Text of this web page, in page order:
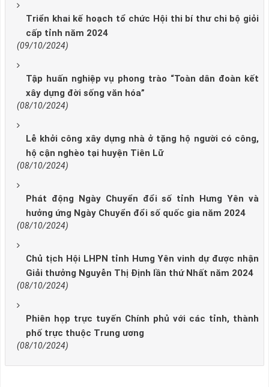
Triển khai kế hoạch tổ chức Hội thi bí thư chi bộ giỏi
cấp tỉnh năm 2024
(09/10/2024)
Tập huấn nghiệp vụ phong trào “Toàn dân đoàn kết
xây dựng đời sống văn hóa”
(08/10/2024)
Lễ khởi công xây dựng nhà ở tặng hộ người có công,
hộ cận nghèo tại huyện Tiên Lữ
(08/10/2024)
Phát động Ngày Chuyển đổi số tỉnh Hưng Yên và
hưởng ứng Ngày Chuyển đổi số quốc gia năm 2024
(08/10/2024)
Chủ tịch Hội LHPN tỉnh Hưng Yên vinh dự được nhận
Giải thưởng Nguyễn Thị Định lần thứ Nhất năm 2024
(08/10/2024)
Phiên họp trực tuyến Chính phủ với các tỉnh, thành
phố trực thuộc Trung ương
(08/10/2024)